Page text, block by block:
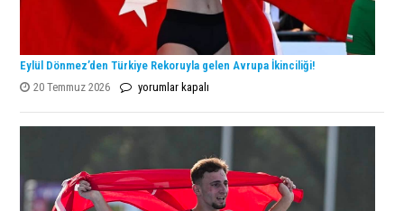
Eylül Dönmez’den Türkiye Rekoruyla gelen Avrupa İkinciliği!
20 Temmuz 2026
Eylül
Türkiye
gelen
Avrupa
yorumlar kapalı